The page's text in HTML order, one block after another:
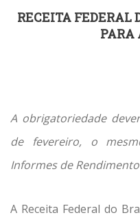
RECEITA FEDERAL
PARA
A obrigatoriedade
de fevereiro, o
Informes de
A Receita Federal do